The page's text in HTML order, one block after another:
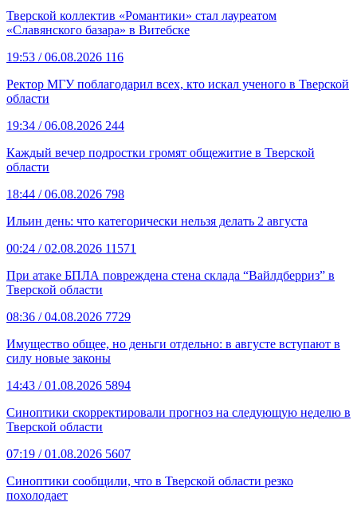
Тверской коллектив «Романтики» стал лауреатом
«Славянского базара» в Витебске
19:53 / 06.08.2026 116
Ректор МГУ поблагодарил всех, кто искал ученого в Тверской
области
19:34 / 06.08.2026 244
Каждый вечер подростки громят общежитие в Тверской
области
18:44 / 06.08.2026 798
Ильин день: что категорически нельзя делать 2 августа
00:24 / 02.08.2026 11571
При атаке БПЛА повреждена стена склада “Вайлдберриз” в
Тверской области
08:36 / 04.08.2026 7729
Имущество общее, но деньги отдельно: в августе вступают в
силу новые законы
14:43 / 01.08.2026 5894
Синоптики скорректировали прогноз на следующую неделю в
Тверской области
07:19 / 01.08.2026 5607
Синоптики сообщили, что в Тверской области резко
похолодает